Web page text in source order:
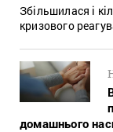
Збільшилася і
кризового
домашнього